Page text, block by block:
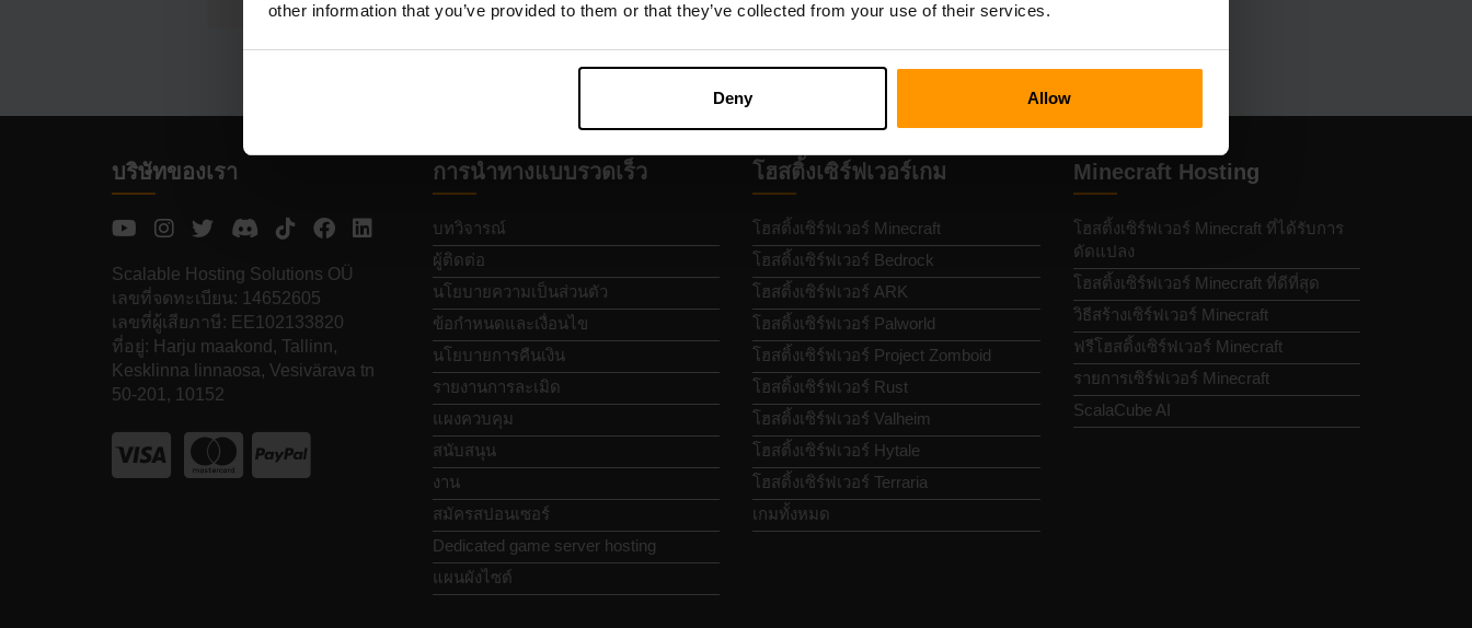
other information that you’ve provided to them or that they’ve collected from your use of their services.
Deny Allow
บริษัทของเรา
Scalable Hosting Solutions OÜ
เลขที่จดทะเบียน: 14652605
เลขที่ผู้เสียภาษี: EE102133820
ที่อยู่: Harju maakond, Tallinn,
Kesklinna linnaosa, Vesivärava tn
50-201, 10152
การนำทางแบบรวดเร็ว
บทวิจารณ์
ผู้ติดต่อ
นโยบายความเป็นส่วนตัว
ข้อกำหนดและเงื่อนไข
นโยบายการคืนเงิน
รายงานการละเมิด
แผงควบคุม
สนับสนุน
งาน
สมัครสปอนเซอร์
Dedicated game server hosting
แผนผังไซต์
โฮสติ้งเซิร์ฟเวอร์เกม
โฮสติ้งเซิร์ฟเวอร์ Minecraft
โฮสติ้งเซิร์ฟเวอร์ Bedrock
โฮสติ้งเซิร์ฟเวอร์ ARK
โฮสติ้งเซิร์ฟเวอร์ Palworld
โฮสติ้งเซิร์ฟเวอร์ Project Zomboid
โฮสติ้งเซิร์ฟเวอร์ Rust
โฮสติ้งเซิร์ฟเวอร์ Valheim
โฮสติ้งเซิร์ฟเวอร์ Hytale
โฮสติ้งเซิร์ฟเวอร์ Terraria
เกมทั้งหมด
Minecraft Hosting
โฮสติ้งเซิร์ฟเวอร์ Minecraft ที่ได้รับการ
ดัดแปลง
โฮสติ้งเซิร์ฟเวอร์ Minecraft ที่ดีที่สุด
วิธีสร้างเซิร์ฟเวอร์ Minecraft
ฟรีโฮสติ้งเซิร์ฟเวอร์ Minecraft
รายการเซิร์ฟเวอร์ Minecraft
ScalaCube AI